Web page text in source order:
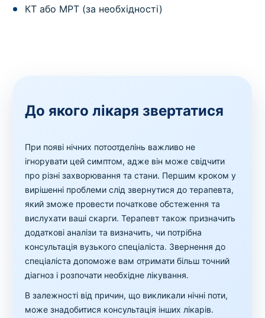
КТ або МРТ (за необхідності)
До якого лікаря звертатися
При появі нічних потоотделінь важливо не
ігнорувати цей симптом, адже він може свідчити
про різні захворювання та стани. Першим кроком у
вирішенні проблеми слід звернутися до терапевта,
який зможе провести початкове обстеження та
вислухати ваші скарги. Терапевт також призначить
додаткові аналізи та визначить, чи потрібна
консультація вузького спеціаліста. Звернення до
спеціаліста допоможе вам отримати більш точний
діагноз і розпочати необхідне лікування.
В залежності від причин, що викликали нічні поти,
може знадобитися консультація інших лікарів.